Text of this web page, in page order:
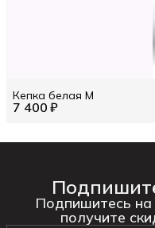
7 400 ₽
Кепка белая M
Подпишитесь на
получите